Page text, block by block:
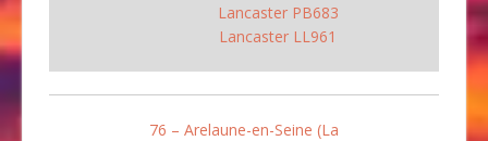
Lancaster PB683
Lancaster LL961
76 – Arelaune-en-Seine (La